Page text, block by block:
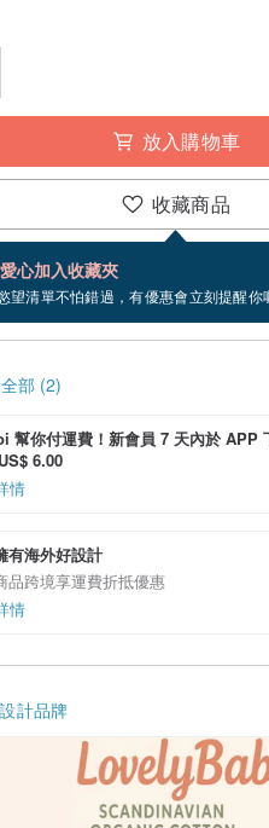
放入購物車
收藏商品
心加入收藏夾
望清單不怕錯過，有優惠會立刻提醒你
分享，免費幫你寄送電子賀卡。
寄出商品為 1 個工作天。（不包
部 (2)
幫你付運費！新會員 7 天內於 APP
6.00
情
有海外好設計
品跨境享運費折抵優惠
情
計品牌